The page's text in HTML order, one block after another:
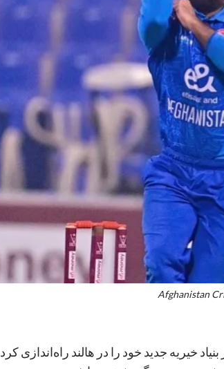
خیریه جدید خود را در هالند راه‌اندازی